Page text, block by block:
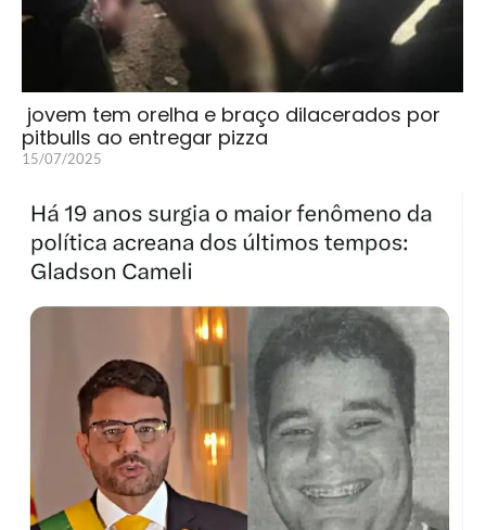
jovem tem orelha e braço dilacerados por
pitbulls ao entregar pizza
15/07/2025